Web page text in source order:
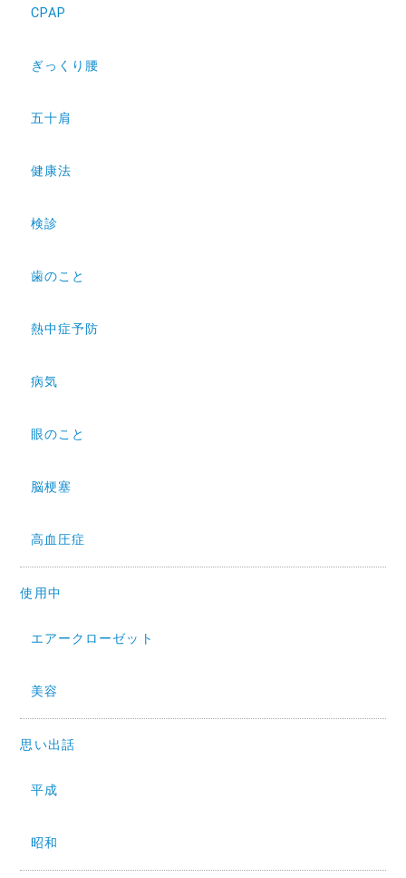
CPAP
ぎっくり腰
五十肩
健康法
検診
歯のこと
熱中症予防
病気
眼のこと
脳梗塞
高血圧症
使用中
エアークローゼット
美容
思い出話
平成
昭和